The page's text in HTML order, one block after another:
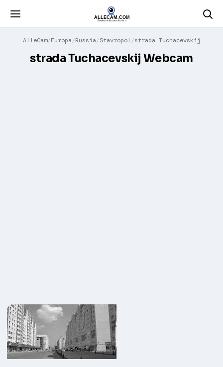
AlleCam Europa Russia Stavropol strada Tuchacevskij
strada Tuchacevskij Webcam